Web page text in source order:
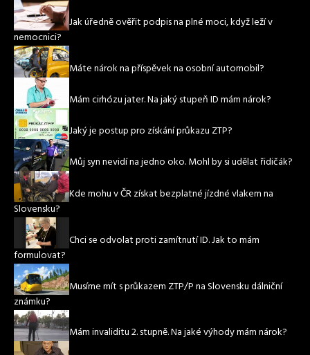
Jak úředně ověřit podpis na plné moci, když leží v
nemocnici?
Máte nárok na příspěvek na osobní automobil?
Mám cirhózu jater. Na jaký stupeň ID mám nárok?
Jaký je postup pro získání průkazu ZTP?
Můj syn nevidí na jedno oko. Mohl by si udělat řidičák?
Kde mohu v ČR získat bezplatné jízdné vlakem na
Slovensku?
Chci se odvolat proti zamítnutí ID. Jak to mám
formulovat?
Musíme mít s průkazem ZTP/P na Slovensku dálniční
známku?
Mám invaliditu 2. stupně. Na jaké výhody mám nárok?